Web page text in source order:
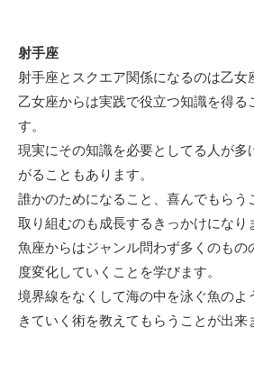
射手座
射手座とスクエア関係になるのは乙女
乙女座からは実践で役立つ知識を得る
す。
現実にその知識を必要としてる人が多
がることもあります。
誰かのためになること、喜んでもらう
取り組むのも成長するきっかけになり
魚座からはジャンル問わず多くのもの
度変化していくことを学びます。
境界線をなくして海の中を泳ぐ魚のよ
きていく術を教えてもらうことが出来